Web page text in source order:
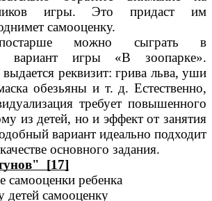
игры. Это придаст им
самооценку.
можно сыграть в
вариант игры «В зоопарке».
реквизит: грива льва, уши
обезьяны и т. д. Естественно,
требует повышенного
из детей, но и эффект от занятия
вариант идеально подходит
основного задания.
[17]
ребенка
детей самооценку